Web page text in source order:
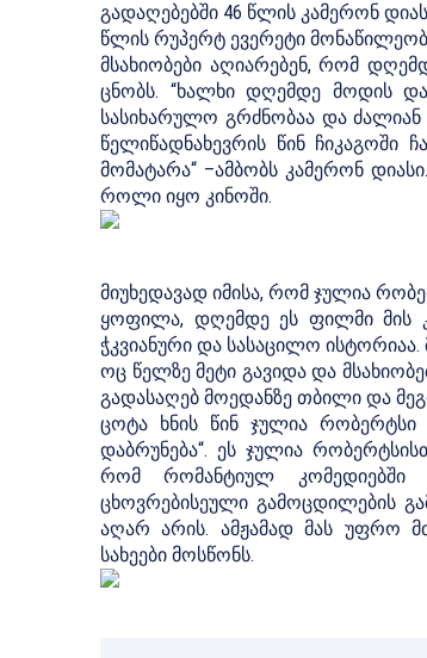
გადაღებებში 46 წლის კამერონ
წლის რუპერტ ევერეტი
მსახიობები აღიარებენ, რომ
ცნობს. “ხალხი დღემდე მოდის და
სასიხარულო გრძნობაა და
წელიწადნახევრის წინ
მომატარა“ –ამბობს კამერონ
როლი იყო კინოში.
მიუხედავად იმისა, რომ ჯულია
ყოფილა, დღემდე ეს ფილმი მის
ჭკვიანური და სასაცილო ისტორიაა.
ოც წელზე მეტი გავიდა და
გადასაღებ მოედანზე თბილი და
ცოტა ხნის წინ ჯულია რობერტსი
დაბრუნება“. ეს ჯულია
რომ რომანტიულ კომედიებში
ცხოვრებისეული გამოცდილების
აღარ არის. ამჟამად მას უფრო
სახეები მოსწონს.